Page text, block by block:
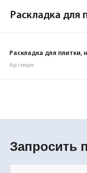
Раскладка для
Раскладка для плитки,
Артикул:
Запросить